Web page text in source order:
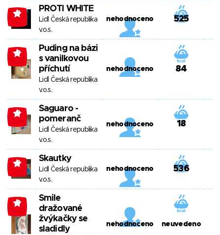
-3 PROTI WHITE
Lidl Česká republika
v.o.s.
nehodnoceno 525
-3
Puding na bázi
s vanilkovou
příchutí
Lidl Česká republika
v.o.s.
nehodnoceno 84
-3
Saguaro -
pomeranč
Lidl Česká republika
v.o.s.
nehodnoceno 18
-3 Skautky
Lidl Česká republika
v.o.s.
nehodnoceno 536
-3
Smile
dražované
žvýkačky se
sladidly
nehodnoceno neuvedeno